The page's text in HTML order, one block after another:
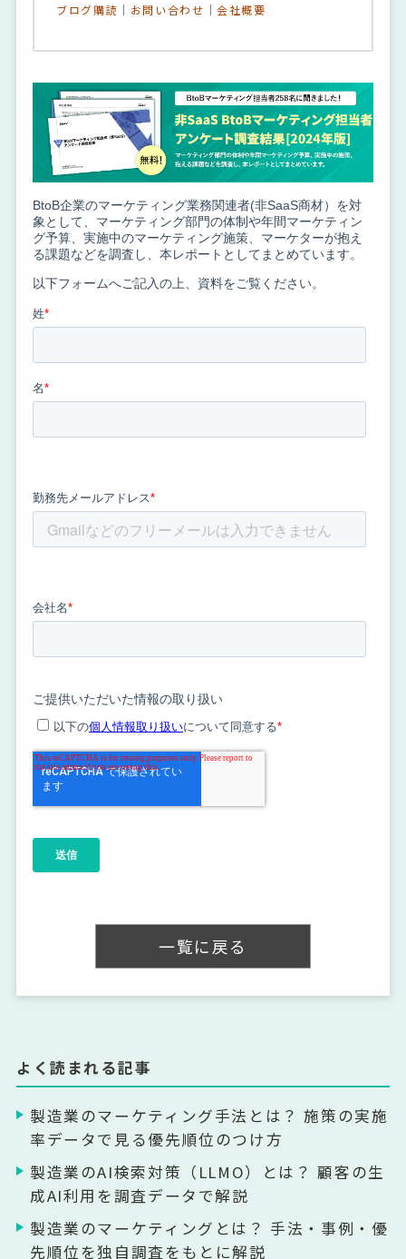
ブログ購読 ｜ お問い合わせ ｜会社概要
一覧に戻る
よく読まれる記事
製造業のマーケティング手法とは？ 施策の実施
率データで見る優先順位のつけ方
製造業のAI検索対策（LLMO）とは？ 顧客の生
成AI利用を調査データで解説
製造業のマーケティングとは？ 手法・事例・優
先順位を独自調査をもとに解説